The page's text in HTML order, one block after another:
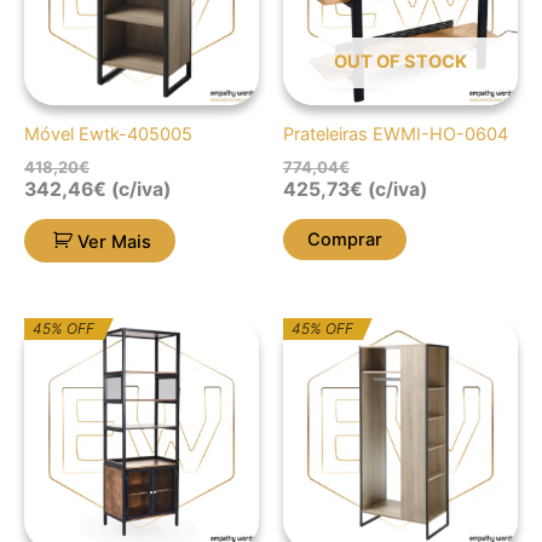
Móvel Ewtk-405005
418,20€
342,46€ (c/iva)
Ver Mais
OUT OF STOCK
Prateleiras EWMI-HO-0604
774,04€
425,73€ (c/iva)
Comprar
45% OFFO
preço
era:
1.004,11€.
O
preço
é:
552,26€.
45% OFFO
preço
original
era:
1.177,11€.
O
preço
atual
é:
647,41€.